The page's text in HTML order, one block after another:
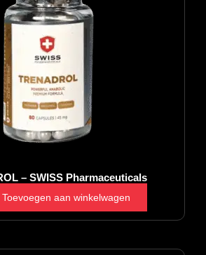
– SWISS Pharmaceuticals
Toevoegen aan winkelwagen